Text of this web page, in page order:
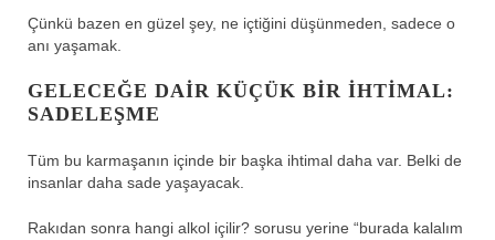
Çünkü bazen en güzel şey, ne içtiğini düşünmeden, sadece o
anı yaşamak.
GELECEĞE DAIR KÜÇÜK BIR IHTIMAL:
SADELEŞME
Tüm bu karmaşanın içinde bir başka ihtimal daha var. Belki de
insanlar daha sade yaşayacak.
Rakıdan sonra hangi alkol içilir? sorusu yerine “burada kalalım